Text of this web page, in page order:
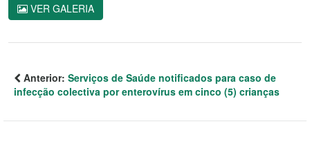
VER GALERIA
Anterior: Serviços de Saúde notificados para caso de
infecção colectiva por enterovírus em cinco (5) crianças